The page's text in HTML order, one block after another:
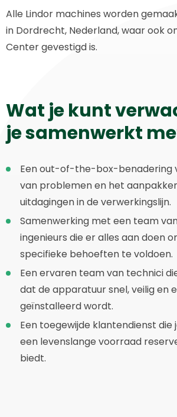
Alle Lindor machines worden
in Dordrecht, Nederland, waar ook
Center gevestigd is.
Wat je kunt
je samenwerkt
Een out-of-the-box-benadering
van problemen en het
uitdagingen in de verwerkingslijn.
Samenwerking met een team
ingenieurs die er alles aan doen
specifieke behoeften te voldoen.
Een ervaren team van technici
dat de apparatuur snel, veilig en
geïnstalleerd wordt.
Een toegewijde klantendienst die
een levenslange voorraad
biedt.